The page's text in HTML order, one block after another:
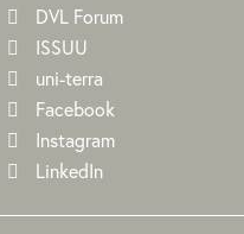
DVL Forum
ISSUU
uni-terra
Facebook
Instagram
LinkedIn